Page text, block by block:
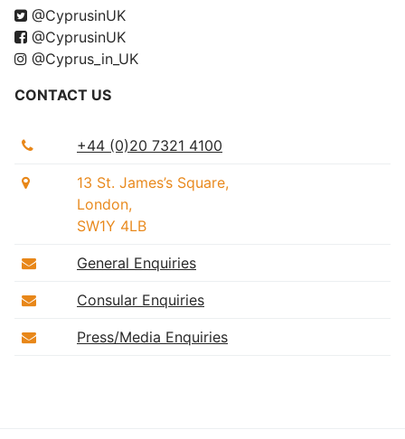
@CyprusinUK
@CyprusinUK
@Cyprus_in_UK
CONTACT US
+44 (0)20 7321 4100
13 St. James’s Square,
London,
SW1Y 4LB
General Enquiries
Consular Enquiries
Press/Media Enquiries